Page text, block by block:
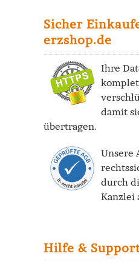
Sicher
erzshop.de
Ihre
damit
übertragen.
Unsere
durch
Kanzlei
Hilfe &